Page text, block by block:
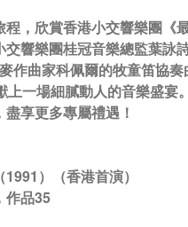
，欣賞香港小交響樂團
響樂團桂冠音樂總監葉
作曲家科佩爾的牧童笛協
一場細膩動人的音樂盛
享更多專屬禮遇！
）（香港首演）
作品35